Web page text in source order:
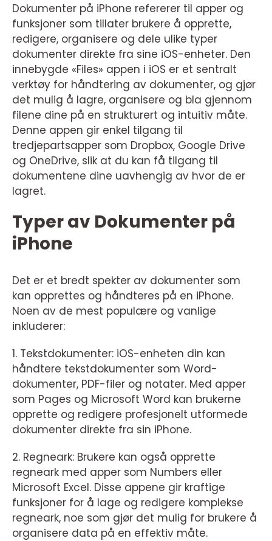
Dokumenter på iPhone refererer til apper og
funksjoner som tillater brukere å opprette,
redigere, organisere og dele ulike typer
dokumenter direkte fra sine iOS-enheter. Den
innebygde «Files» appen i iOS er et sentralt
verktøy for håndtering av dokumenter, og gjør
det mulig å lagre, organisere og bla gjennom
filene dine på en strukturert og intuitiv måte.
Denne appen gir enkel tilgang til
tredjepartsapper som Dropbox, Google Drive
og OneDrive, slik at du kan få tilgang til
dokumentene dine uavhengig av hvor de er
lagret.
Typer av Dokumenter på
iPhone
Det er et bredt spekter av dokumenter som
kan opprettes og håndteres på en iPhone.
Noen av de mest populære og vanlige
inkluderer:
1. Tekstdokumenter: iOS-enheten din kan
håndtere tekstdokumenter som Word-
dokumenter, PDF-filer og notater. Med apper
som Pages og Microsoft Word kan brukerne
opprette og redigere profesjonelt utformede
dokumenter direkte fra sin iPhone.
2. Regneark: Brukere kan også opprette
regneark med apper som Numbers eller
Microsoft Excel. Disse appene gir kraftige
funksjoner for å lage og redigere komplekse
regneark, noe som gjør det mulig for brukere å
organisere data på en effektiv måte.